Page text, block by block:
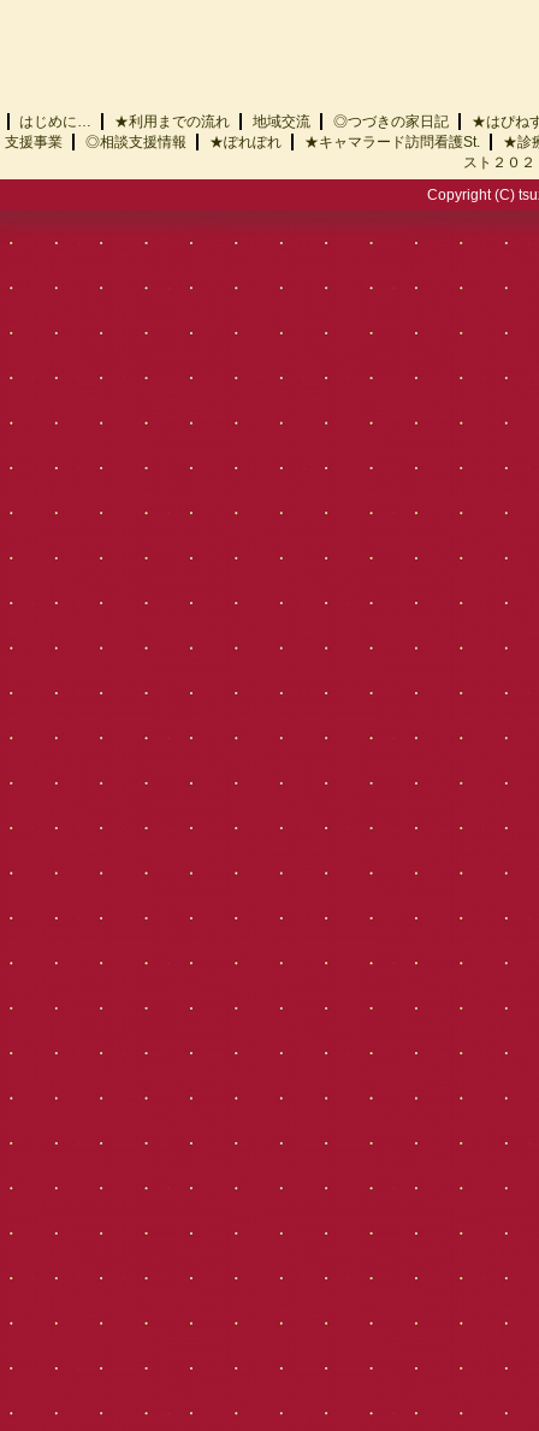
はじめに… ★利用までの流れ 地域交流 ◎つづきの家日記
★はぴ
支援事業
◎相談支援情報 ★ぽれぽれ ★キャマラード訪問看護St.
★診
スト２０２
Copyright (C)